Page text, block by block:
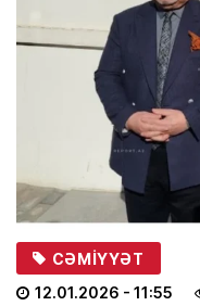
CƏMIYYƏT
12.01.2026 - 11:55